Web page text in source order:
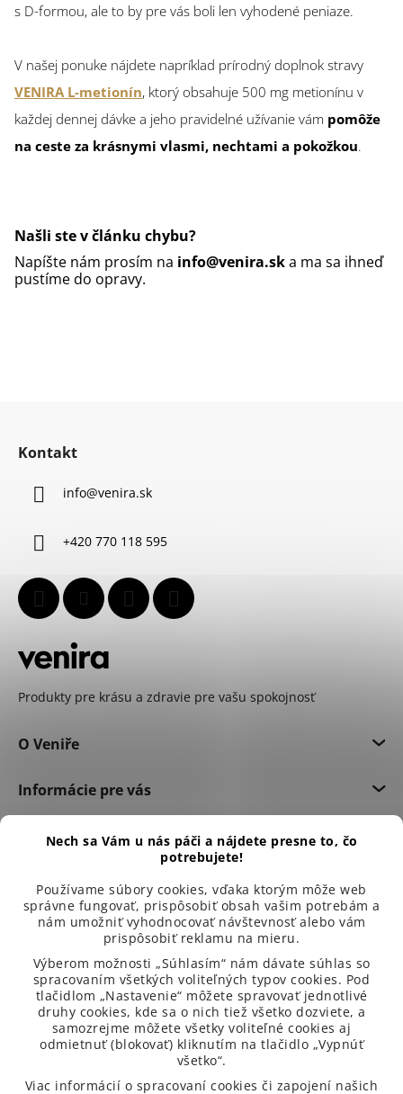
Nech sa Vám u nás páči a nájdete presne to, čo
potrebujete!
Používame súbory cookies, vďaka ktorým môže web
správne fungovať, prispôsobiť obsah vašim potrebám a
nám umožniť vyhodnocovať návštevnosť alebo vám
prispôsobiť reklamu na mieru.
Výberom možnosti „Súhlasím“ nám dávate súhlas so
spracovaním všetkých voliteľných typov cookies. Pod
tlačidlom „Nastavenie“ môžete spravovať jednotlivé
druhy cookies, kde sa o nich tiež všetko dozviete, a
samozrejme môžete všetky voliteľné cookies aj
odmietnuť (blokovať) kliknutím na tlačidlo „Vypnúť
všetko“.
Viac informácií o spracovaní cookies či zapojení našich
s D-formou, ale to by pre vás boli len vyhodené peniaze.
V našej ponuke nájdete napríklad prírodný doplnok stravy
VENIRA L-metionín, ktorý obsahuje 500 mg metionínu v
každej dennej dávke a jeho pravidelné užívanie vám pomôže
na ceste za krásnymi vlasmi, nechtami a pokožkou.
Našli ste v článku chybu?
Napíšte nám prosím na info@venira.ska ma sa ihneď
pustíme do opravy.
Kontakt
info@venira.sk
+420 770 118 595
Produkty pre krásu a zdravie pre vašu spokojnosť
O Veniře
Informácie pre vás
Dôležité informácie
99 % spokojených zákazníků